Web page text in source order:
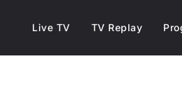
Live TV TV Replay